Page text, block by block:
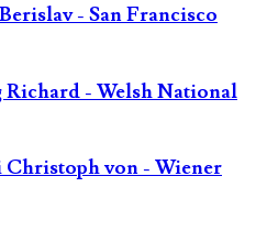
- San Francisco
Richard - Welsh National
Christoph von - Wiener